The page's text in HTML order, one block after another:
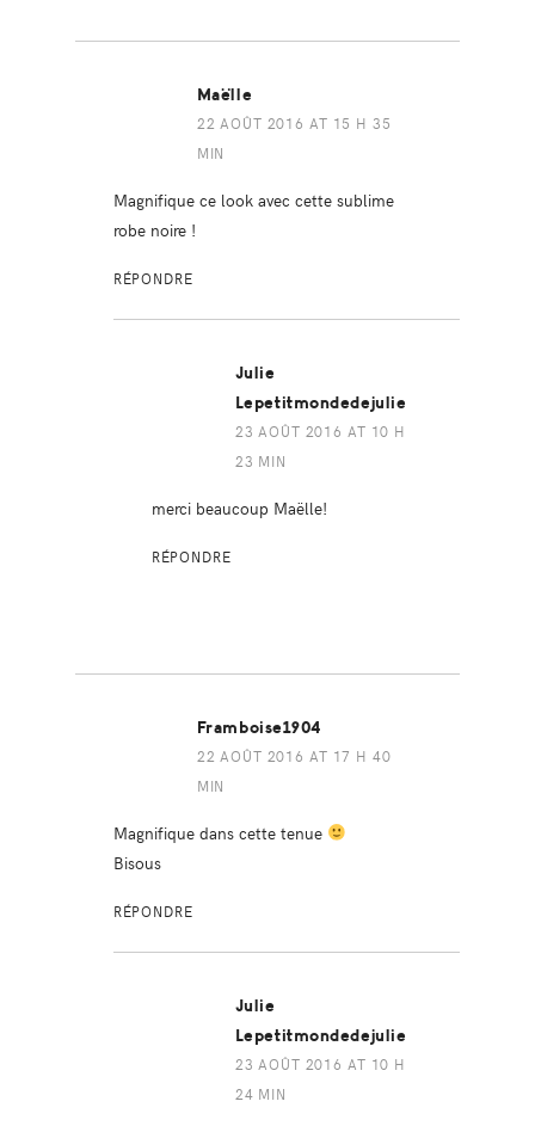
Maëlle
22 AOÛT 2016 AT 15 H 35
MIN
Magnifique ce look avec cette sublime
robe noire !
RÉPONDRE
Julie
Lepetitmondedejulie
23 AOÛT 2016 AT 10 H
23 MIN
merci beaucoup Maëlle!
RÉPONDRE
Framboise1904
22 AOÛT 2016 AT 17 H 40
MIN
Magnifique dans cette tenue
Bisous
RÉPONDRE
Julie
Lepetitmondedejulie
23 AOÛT 2016 AT 10 H
24 MIN